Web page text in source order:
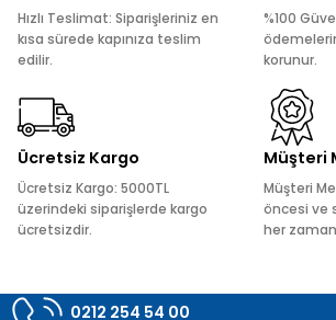
Ürün bilgilerinde hatalar bulunuyor.
Ürün fiyatı diğer sitelerden daha pahalı.
Bu ürüne benzer farklı alternatifler olmalı.
Hızlı Teslimat: Siparişleriniz en
kısa sürede kapınıza teslim
edilir.
%100
korunur.
Ücretsiz Kargo
Ücretsiz Kargo: 5000TL
üzerindeki siparişlerde kargo
ücretsizdir.
Müşteri
Müşteri
öncesi ve
her zaman
0212 254 54 00